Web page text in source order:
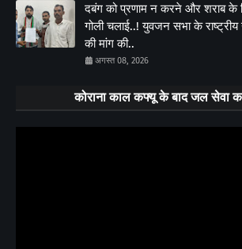
दबंग को प्रणाम न करने और शराब के
गोली चलाई..! युवजन सभा के राष्ट्रीय
की मांग की..
अगस्त 08, 2026
कोराना काल कफ्यू के बाद जल सेवा